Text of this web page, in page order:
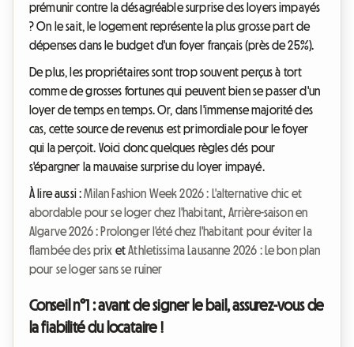
prémunir contre la désagréable surprise des loyers impayés
? On le sait, le logement représente la plus grosse part de
dépenses dans le budget d'un foyer français (près de 25%).
De plus, les propriétaires sont trop souvent perçus à tort
comme de grosses fortunes qui peuvent bien se passer d'un
loyer de temps en temps. Or, dans l'immense majorité des
cas, cette source de revenus est primordiale pour le foyer
qui la perçoit. Voici donc quelques règles clés pour
s'épargner la mauvaise surprise du loyer impayé.
À lire aussi :Milan Fashion Week 2026 : L'alternative chic et
abordable pour se loger chez l'habitant, Arrière-saison en
Algarve 2026 : Prolonger l'été chez l'habitant pour éviter la
flambée des prix etAthletissima Lausanne 2026 : Le bon plan
pour se loger sans se ruiner
Conseil n°1 : avant de signer le bail, assurez-vous de
la fiabilité du locataire !